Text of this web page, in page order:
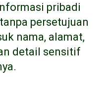
pribadi
persetujuan
nama, alamat,
detail sensitif